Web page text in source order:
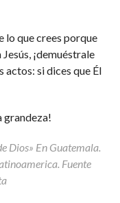
lo que crees porque
¡demuéstrale
actos: si dices que Él
grandeza!
Dios» En Guatemala.
Fuente